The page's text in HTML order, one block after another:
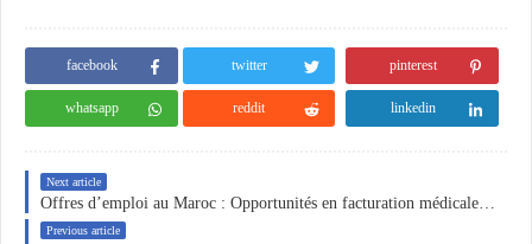
facebook twitter pinterest
whatsapp reddit linkedin
Next article
Previous article